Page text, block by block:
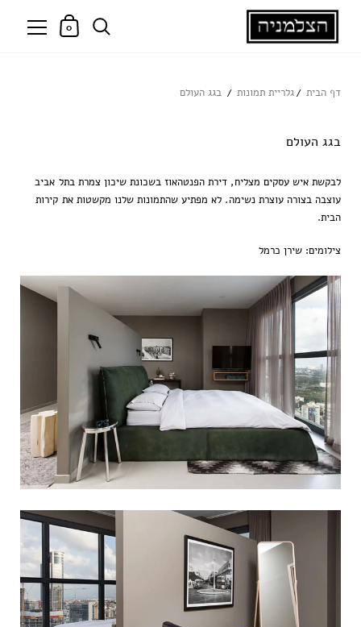
0
דף הבית גלריית תמונות בגג העולם
בגג העולם
לבקשת איש עסקים מצליח, דירת הפנטהאוז בשכונת שיכון צמרת בתל אביב
עוצבה בצורה עוצרת נשימה. לא מפתיע שהתמונות שלנו מקשטות את קירות
הבית.
צילומים: שירן כרמל